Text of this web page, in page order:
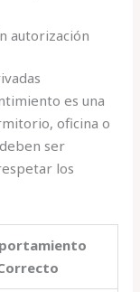
autorización
es una
oficina o
ser
los